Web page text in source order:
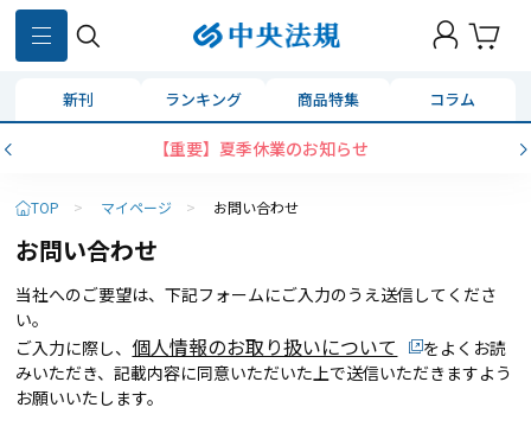
新刊 ランキング 商品特集 コラム
【重要】夏季休業のお知らせ
TOP > マイページ > お問い合わせ
お問い合わせ
当社へのご要望は、下記フォームにご入力のうえ送信してくださ
い。
ご入力に際し、 個人情報のお取り扱いについて
をよくお読
みいただき、記載内容に同意いただいた上で送信いただきますよう
お願いいたします。